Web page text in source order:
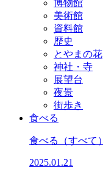
博物館
美術館
資料館
歴史
とやまの花
神社・寺
展望台
夜景
街歩き
食べる
食べる （すべて）
2025.01.21